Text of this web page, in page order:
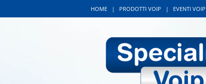
HOME | PRODOTTI VOIP | EVENTI VOIP